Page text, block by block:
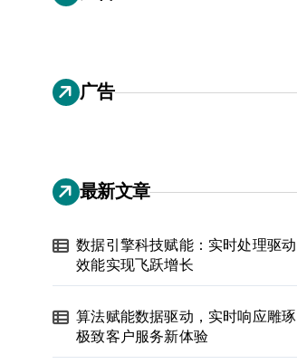
广告
最新文章
数据引擎科技赋能：实时处理驱动
效能实现飞跃增长
算法赋能数据驱动，实时响应雕琢
极致客户服务新体验